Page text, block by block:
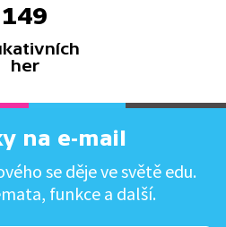
149
her
na e-mail
se děje ve světě edu.
funkce a další.